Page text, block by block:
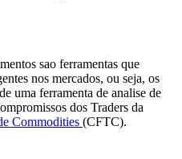
sao ferramentas que
nos mercados, ou seja, os
uma ferramenta de analise de
dos Traders da
Commodities (CFTC).